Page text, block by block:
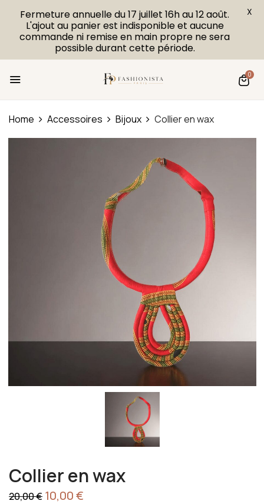
0
Home Accessoires Bijoux Collier en wax
Collier en wax
20,00€ 10,00€
Fermeture annuelle du 17 juillet 16h au 12 août.
L'ajout au panier est indisponible et aucune
commande ni remise en main propre ne sera
possible durant cette période.
X